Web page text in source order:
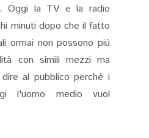
Oggi la TV e la radio
minuti dopo che il fatto
ormai non possono più
con simili mezzi ma
al pubblico perché i
l'uomo medio vuol